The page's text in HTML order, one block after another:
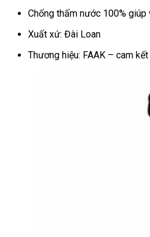
Khủng
Siêu
Mềm
Cực
Chống thấm nước 100% giúp
Xuất xứ: Đài Loan
Thương hiệu: FAAK – cam